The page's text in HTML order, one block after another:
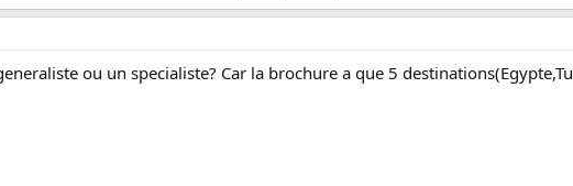
ou un specialiste? Car la brochure a que 5